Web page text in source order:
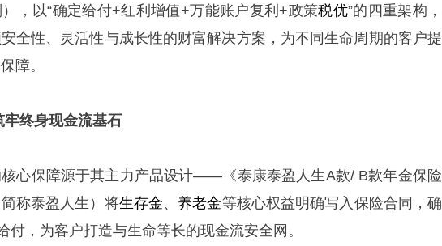
，以“确定给付+红利增值+万能账户复利+政策税优”的四重架构，
全性、灵活性与成长性的财富解决方案，为不同生命周期的客户提
障。
终身现金流基石
心保障源于其主力产品设计——《泰康泰盈人生A款/ B款年金保险
称泰盈人生）将生存金、 养老金等核心权益明确写入保险合同，确
付，为客户打造与生命等长的现金流安全网。